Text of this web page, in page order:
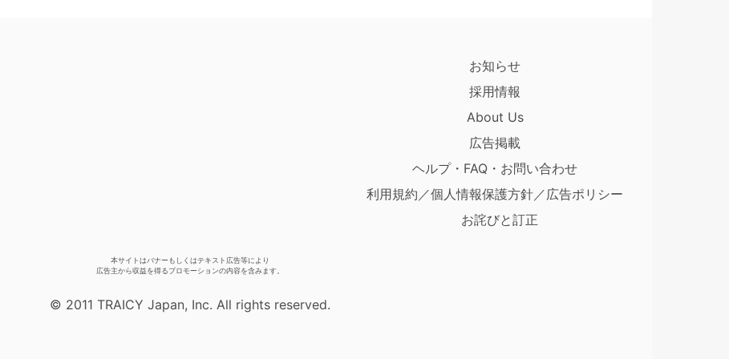
お知らせ
採用情報
About Us
広告掲載
ヘルプ・FAQ・お問い合わせ
利用規約／個人情報保護方針／広告ポリシー
お詫びと訂正
本サイトはバナーもしくはテキスト広告等により
広告主から収益を得るプロモーションの内容を含みます。
© 2011 TRAICY Japan, Inc. All rights reserved.